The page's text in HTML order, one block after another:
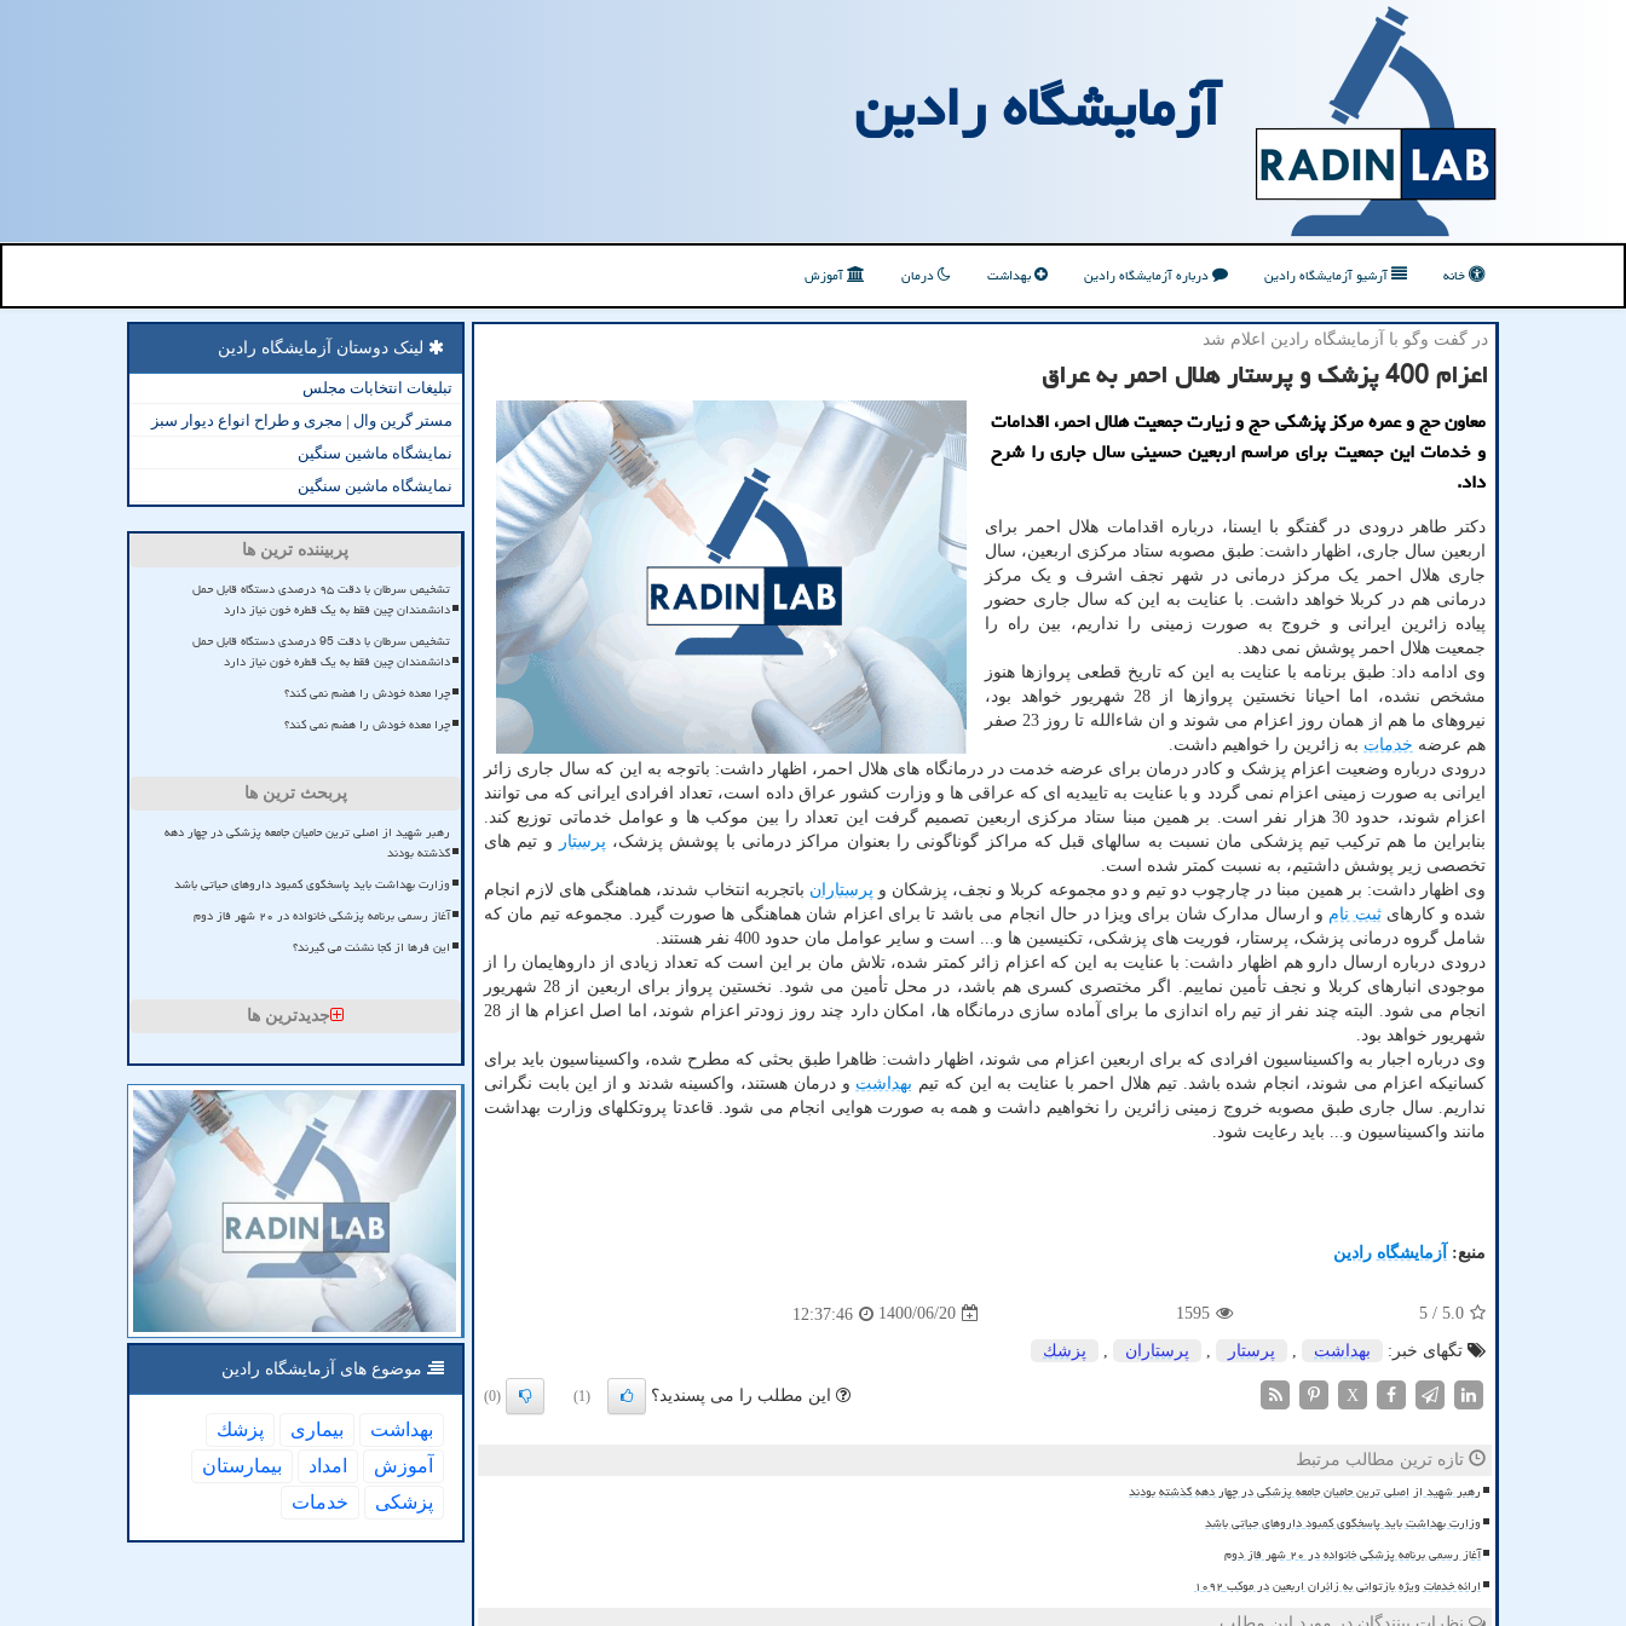
آزمایشگاه رادین
خانه آرشیو آزمایشگاه رادین درباره آزمایشگاه رادین بهداشت درمان آموزش
در گفت وگو با آزمایشگاه رادین اعلام شد
اعزام 400 پزشک و پرستار هلال احمر به عراق
معاون حج و عمره مرکز پزشکی حج و زیارت جمعیت هلال احمر، اقدامات
و خدمات این جمعیت برای مراسم اربعین حسینی سال جاری را شرح
داد.
دکتر طاهر درودی در گفتگو با ایسنا، درباره اقدامات هلال احمر برای
اربعین سال جاری، اظهار داشت: طبق مصوبه ستاد مرکزی اربعین، سال
جاری هلال احمر یک مرکز درمانی در شهر نجف اشرف و یک مرکز
درمانی هم در کربلا خواهد داشت. با عنایت به این که سال جاری حضور
پیاده زائرین ایرانی و خروج به صورت زمینی را نداریم، بین راه را
جمعیت هلال احمر پوشش نمی دهد.
وی ادامه داد: طبق برنامه با عنایت به این که تاریخ قطعی پروازها هنوز
مشخص نشده، اما احیانا نخستین پروازها از 28 شهریور خواهد بود،
نیروهای ما هم از همان روز اعزام می شوند و ان شاءالله تا روز 23 صفر
هم عرضه خدمات به زائرین را خواهیم داشت.
درودی درباره وضعیت اعزام پزشک و کادر درمان برای عرضه خدمت در درمانگاه های هلال احمر، اظهار داشت: باتوجه به این که سال جاری زائر
ایرانی به صورت زمینی اعزام نمی گردد و با عنایت به تاییدیه ای که عراقی ها و وزارت کشور عراق داده است، تعداد افرادی ایرانی که می توانند
اعزام شوند، حدود 30 هزار نفر است. بر همین مبنا ستاد مرکزی اربعین تصمیم گرفت این تعداد را بین موکب ها و عوامل خدماتی توزیع کند.
بنابراین ما هم ترکیب تیم پزشکی مان نسبت به سالهای قبل که مراکز گوناگونی را بعنوان مراکز درمانی با پوشش پزشک، پرستار
و تیم های
تخصصی زیر پوشش داشتیم، به نسبت کمتر شده است.
وی اظهار داشت: بر همین مبنا در چارچوب دو تیم و دو مجموعه کربلا و نجف، پزشکان و پرستاران باتجربه انتخاب شدند، هماهنگی های لازم انجام
شده و کارهایثبت نام و ارسال مدارک شان برای ویزا در حال انجام می باشد تا برای اعزام شان هماهنگی ها صورت گیرد. مجموعه تیم مان که
شامل گروه درمانی پزشک، پرستار، فوریت های پزشکی، تکنیسین ها و... است و سایر عوامل مان حدود 400 نفر هستند.
درودی درباره ارسال دارو هم اظهار داشت: با عنایت به این که اعزام زائر کمتر شده، تلاش مان بر این است که تعداد زیادی از داروهایمان را از
موجودی انبارهای کربلا و نجف تأمین نماییم. اگر مختصری کسری هم باشد، در محل تأمین می شود. نخستین پرواز برای اربعین از 28 شهریور
انجام می شود. البته چند نفر از تیم راه اندازی ما برای آماده سازی درمانگاه ها، امکان دارد چند روز زودتر اعزام شوند، اما اصل اعزام ها از 28
شهریور خواهد بود.
وی درباره اجبار به واکسیناسیون افرادی که برای اربعین اعزام می شوند، اظهار داشت: ظاهرا طبق بحثی که مطرح شده، واکسیناسیون باید برای
کسانیکه اعزام می شوند، انجام شده باشد. تیم هلال احمر با عنایت به این که تیم بهداشت و درمان هستند، واکسینه شدند و از این بابت نگرانی
نداریم. سال جاری طبق مصوبه خروج زمینی زائرین را نخواهیم داشت و همه به صورت هوایی انجام می شود. قاعدتا پروتکلهای وزارت بهداشت
مانند واکسیناسیون و... باید رعایت شود.
منبع: آزمایشگاه رادین
5.0
/ 5
1595
1400/06/20
12:37:46
تگهای خبر:
بهداشت پرستار پرستاران پزشك
X این مطلب را می پسندید؟ (1)
(0)
تازه ترین مطالب مرتبط
رهبر شهید از اصلی ترین حامیان جامعه پزشکی در چهار دهه گذشته بودند
وزارت بهداشت باید پاسخگوی کمبود داروهای حیاتی باشد
آغاز رسمی برنامه پزشکی خانواده در ۲۰ شهر فاز دوم
ارائه خدمات ویژه بازتوانی به زائران اربعین در موکب ۱۰۹۲
لینک دوستان آزمایشگاه رادین
تبلیغات انتخابات مجلس
مستر گرین وال | مجری و طراح انواع دیوار سبز
نمایشگاه ماشین سنگین
نمایشگاه ماشین سنگین
پربیننده ترین ها
تشخیص سرطان با دقت ۹۵ درصدی دستگاه قابل حمل
دانشمندان چین فقط به یک قطره خون نیاز دارد
تشخیص سرطان با دقت 95 درصدی دستگاه قابل حمل
دانشمندان چین فقط به یک قطره خون نیاز دارد
چرا معده خودش را هضم نمی کند؟
چرا معده خودش را هضم نمی کند؟
پربحث ترین ها
رهبر شهید از اصلی ترین حامیان جامعه پزشکی در چهار دهه
گذشته بودند
وزارت بهداشت باید پاسخگوی کمبود داروهای حیاتی باشد
آغاز رسمی برنامه پزشکی خانواده در ۲۰ شهر فاز دوم
این فرها از کجا نشئت می گیرند؟
جدیدترین ها
موضوع های آزمایشگاه رادین
بهداشت بیماری
پزشك
آموزش
امداد
بیمارستان
پزشكی
خدمات